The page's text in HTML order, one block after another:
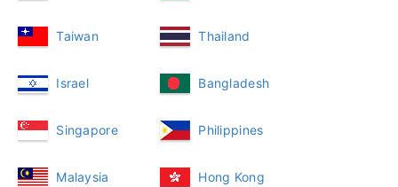
Taiwan Thailand
Israel Bangladesh
Singapore Philippines
Malaysia Hong Kong